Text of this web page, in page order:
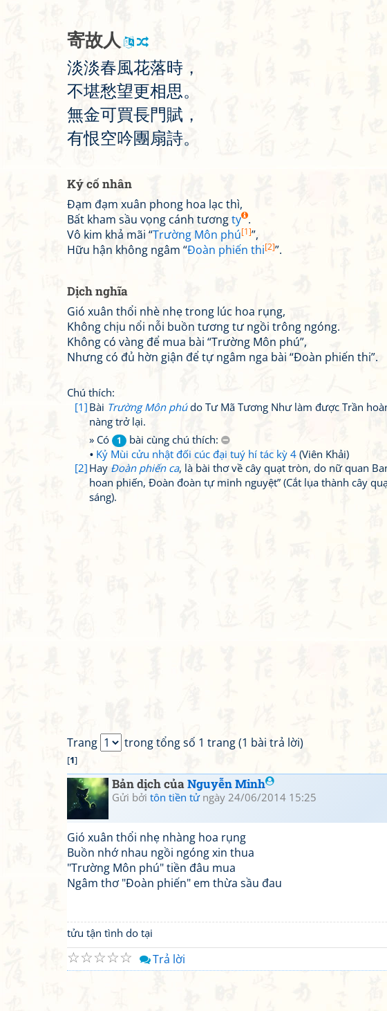
寄故人
淡淡春風花落時 ，
不堪愁望更相思。
無金可買長門賦 ，
有恨空吟團 扇詩。
Ký cố nhân
Đạm đạm xuân phong hoa lạc thì,
Bất kham sầu vọng cánh tươngty .
Vô kim khả mãi “Trường Môn phú[1]”,
Hữu hận không ngâm “Đoàn phiến thi[2]”.
Dịch nghĩa
Gió xuân thổi nhè nhẹ trong lúc hoa rụng,
Không chịu nổi nỗi buồn tương tư ngồi trông ngóng.
Không có vàng để mua bài “Trường Môn phú”,
Nhưng có đủ hờn giận để tự ngâm nga bài “Đoàn phiến thi”.
Chú thích:
[1] Bài Trường Môn phúdo Tư Mã Tương Như làm được Trần
nàng trở lại.
» Có
1
bài cùng chú thích:
Kỷ Mùi cửu nhật đối cúc đại tuý hí tác kỳ 4 (Viên Khải)
[2] Hay Đoàn phiến ca, là bài thơ về cây quạt tròn, do nữ quan
hoan phiến, Đoàn đoàn tự minh nguyệt” (Cắt lụa thành cây
sáng).
Trang trong tổng số 1 trang (1 bài trả lời)
[1]
Bản dịch củaNguyễn Minh
Gửi bởi tôn tiền tửngày 24/06/2014 15:25
Gió xuân thổi nhẹ nhàng hoa rụng
Buồn nhớ nhau ngồi ngóng xin thua
"Trường Môn phú" tiền đâu mua
Ngâm thơ "Đoàn phiến" em thừa sầu đau
tửu tận tình do tại
☆
☆
☆
☆
☆ Trả lời